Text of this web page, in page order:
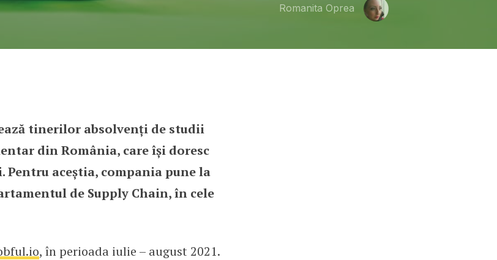
Romanita Oprea
Program-ul în Supply Chain
tinerilor absolvenți de studii
din România, care își doresc
aceștia, compania pune la
de Supply Chain, în cele
, în perioada iulie – august 2021.